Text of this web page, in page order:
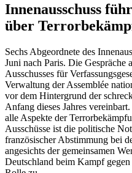
Innenausschuss
über
Sechs Abgeordnete des
Juni nach Paris. Die Gespräche
Ausschusses für
Verwaltung der Assemblée
vor dem Hintergrund der
Anfang dieses Jahres
alle Aspekte der
Ausschüsse ist die politische
französischer Abstimmung bei
angesichts der gemeinsamen
Deutschland beim Kampf